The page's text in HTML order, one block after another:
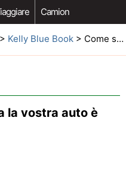
Camion
Car Opzioni Aftermarket
> Kelly Blue Book> Come scoprire che cosa la vostra auto è davvero la pena
la vostra auto è